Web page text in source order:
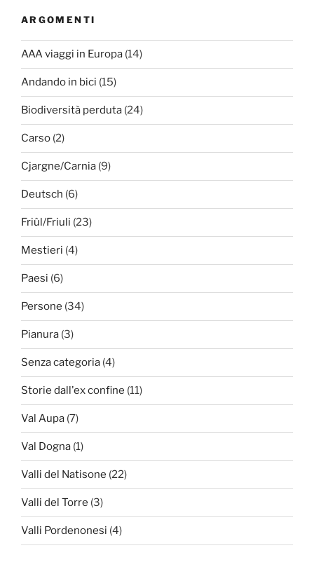
ARGOMENTI
AAA viaggi in Europa (14)
Andando in bici (15)
Biodiversità perduta (24)
Carso (2)
Cjargne/Carnia (9)
Deutsch (6)
Friûl/Friuli (23)
Mestieri (4)
Paesi (6)
Persone (34)
Pianura (3)
Senza categoria (4)
Storie dall'ex confine (11)
Val Aupa (7)
Val Dogna (1)
Valli del Natisone (22)
Valli del Torre (3)
Valli Pordenonesi (4)